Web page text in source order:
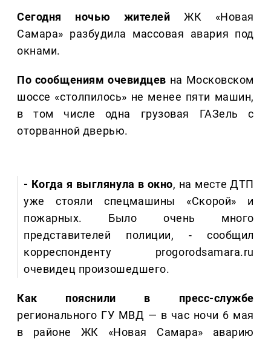
Сегодня ночью жителей ЖК «Новая
Самара» разбудила массовая авария под
окнами.
По сообщениям очевидцев на Московском
шоссе «столпилось» не менее пяти машин,
в том числе одна грузовая ГАЗель с
оторванной дверью.
- Когда я выглянула в окно, на месте ДТП
уже стояли спецмашины «Скорой» и
пожарных. Было очень много
представителей полиции, - сообщил
корреспонденту progorodsamara.ru
очевидец произошедшего.
Как пояснили в пресс-службе
регионального ГУ МВД — в час ночи 6 мая
в районе ЖК «Новая Самара» аварию